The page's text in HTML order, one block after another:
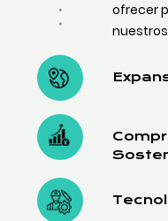
ofrecer
nuestros